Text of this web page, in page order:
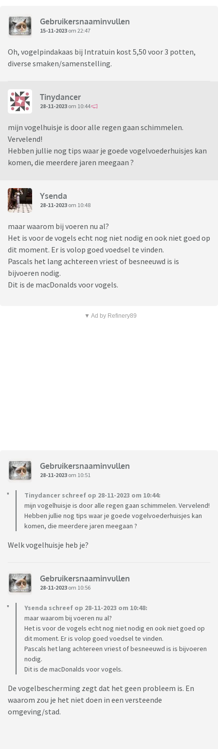
Gebruikersnaaminvullen
15-11-2023 om 22:47
Oh, vogelpindakaas bij Intratuin kost 5,50 voor 3 potten,
diverse smaken/samenstelling.
Tinydancer
28-11-2023 om 10:44
mijn vogelhuisje is door alle regen gaan schimmelen.
Vervelend!
Hebben jullie nog tips waar je goede vogelvoederhuisjes kan
komen, die meerdere jaren meegaan ?
Ysenda
28-11-2023 om 10:48
maar waarom bij voeren nu al?
Het is voor de vogels echt nog niet nodig en ook niet goed op
dit moment. Er is volop goed voedsel te vinden.
Pascals het lang achtereen vriest of besneeuwd is is
bijvoeren nodig.
Dit is de macDonalds voor vogels.
▼ Ad by Refinery89
Gebruikersnaaminvullen
28-11-2023 om 10:51
Tinydancer schreef op 28-11-2023 om 10:44:
mijn vogelhuisje is door alle regen gaan schimmelen. Vervelend!
Hebben jullie nog tips waar je goede vogelvoederhuisjes kan
komen, die meerdere jaren meegaan ?
Welk vogelhuisje heb je?
Gebruikersnaaminvullen
28-11-2023 om 10:56
Ysenda schreef op 28-11-2023 om 10:48:
maar waarom bij voeren nu al?
Het is voor de vogels echt nog niet nodig en ook niet goed op
dit moment. Er is volop goed voedsel te vinden.
Pascals het lang achtereen vriest of besneeuwd is is bijvoeren
nodig.
Dit is de macDonalds voor vogels.
De vogelbescherming zegt dat het geen probleem is. En
waarom zou je het niet doen in een versteende
omgeving/stad.